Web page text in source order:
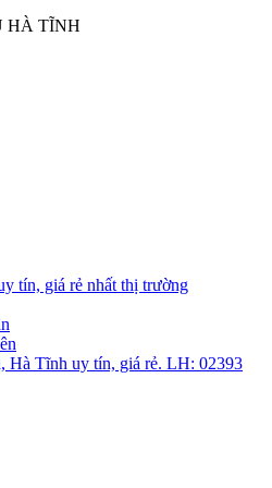
HÀ TĨNH
tín, giá rẻ nhất thị trường
Hà Tĩnh uy tín, giá rẻ. LH: 02393